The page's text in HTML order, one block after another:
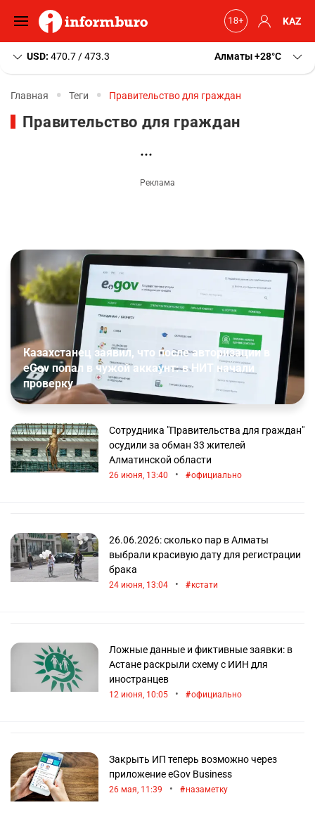
KAZ
USD: 470.7 / 473.3 Алматы+28 C
Главная Теги Правительство для граждан
Правительство для граждан
Казахстанец заявил, что после авторизации в
eGov попал в чужой аккаунт: в НИТ начали
проверку
Сотрудника "Правительства для граждан"
осудили за обман 33 жителей
Алматинской области
26 июня, 13:40 • официально
26.06.2026: сколько пар в Алматы
выбрали красивую дату для регистрации
брака
24 июня, 13:04 • кстати
Ложные данные и фиктивные заявки: в
Астане раскрыли схему с ИИН для
иностранцев
12 июня, 10:05 • официально
Закрыть ИП теперь возможно через
приложение eGov Business
26 мая, 11:39 • назаметку